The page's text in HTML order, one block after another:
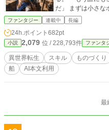
だ」 まずは小さなボートを一艘。川を下って港町に着いた俺
は、前世の知識で
けた女の子。気づ
売れたお金で船を
ものを作っては商
にか町ひとつ買えるほど
が、水の世界で船
ファンタジー 連載中 長編
24h.ポイント 682pt
小説 2,079 位 / 228,793件 ファンタ
異世界転生 スキル ものづくり
船
AI本文利用
最